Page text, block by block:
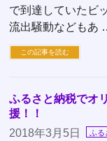
で到達していたビ
流出騒動などもあ
この記事を読む
ふるさと納税でオ
援！！
2018年3月5日
ふる